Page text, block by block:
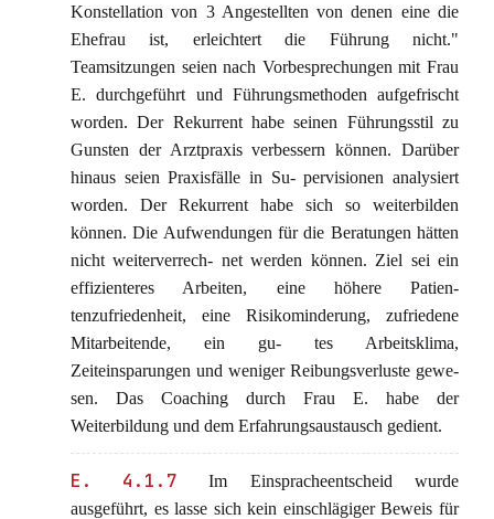
Konstellation von 3 Angestellten von denen eine die
Ehefrau ist, erleichtert die Führung nicht."
Teamsitzungen seien nach Vorbesprechungen mit Frau
E. durchgeführt und Führungsmethoden aufgefrischt
worden. Der Rekurrent habe seinen Führungsstil zu
Gunsten der Arztpraxis verbessern können. Darüber
hinaus seien Praxisfälle in Su- pervisionen analysiert
worden. Der Rekurrent habe sich so weiterbilden
können. Die Aufwendungen für die Beratungen hätten
nicht weiterverrech- net werden können. Ziel sei ein
effizienteres Arbeiten, eine höhere Patien-
tenzufriedenheit, eine Risikominderung, zufriedene
Mitarbeitende, ein gu- tes Arbeitsklima,
Zeiteinsparungen und weniger Reibungsverluste gewe-
sen. Das Coaching durch Frau E. habe der
Weiterbildung und dem Erfahrungsaustausch gedient.
E. 4.1.7
Im Einspracheentscheid wurde
ausgeführt, es lasse sich kein einschlägiger Beweis für